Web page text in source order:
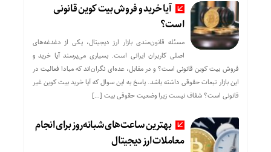
آیا خرید و فروش بیت کوین قانونی
است؟
مسئله قانون‌مندی بازار ارز دیجیتال، یکی از دغدغه‌های
اصلی کاربران ایرانی است. بسیاری می‌پرسند آیا خرید و
فروش بیت کوین قانونی است؟ و در مقابل، عده‌ای نگران‌اند که مبادا فعالیت در
این بازار تبعات حقوقی داشته باشد. پاسخ به این سوال که آیا خرید بیت کوین غیر
قانونی است؟ شفاف نیست زیرا وضعیت حقوقی بیت‌ […]
بهترین ساعت‌های شبانه‌روز برای انجام
معاملات ارز دیجیتال